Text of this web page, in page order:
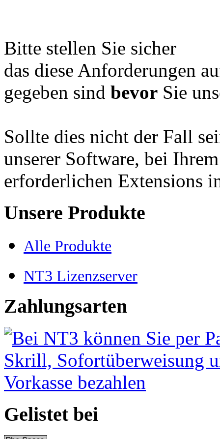
Bitte stellen Sie sicher
das diese Anforderungen
gegeben sind bevor Sie
Sollte dies nicht der Fall
unserer Software, bei
erforderlichen Extensions
Unsere Produkte
Alle Produkte
NT3 Lizenzserver
Zahlungsarten
Gelistet bei